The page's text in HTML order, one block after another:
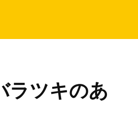
ラツキのあ